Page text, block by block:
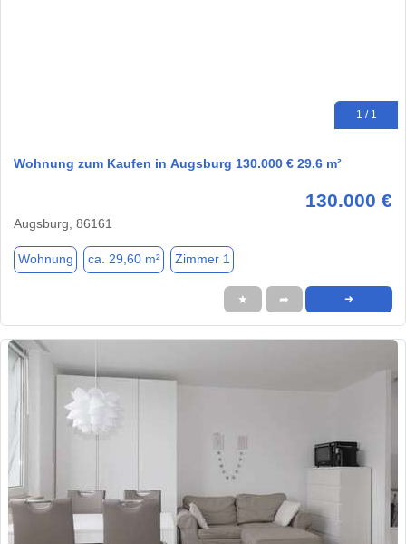
1 / 1
Wohnung zum Kaufen in Augsburg 130.000 € 29.6 m²
130.000 €
Augsburg, 86161
Wohnung ca. 29,60 m² Zimmer 1
★ ➦ ➜